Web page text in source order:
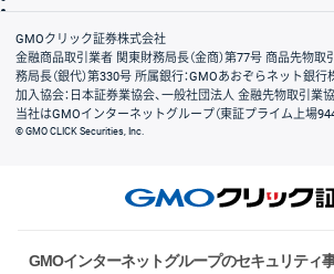
会社案内
GMOクリック証券株式会社
金融商品取引業者 関東財務局長（金商）第77号 商品先物
務局長（銀代）第330号 所属銀行：GMOあおぞらネット銀行
加入協会：日本証券業協会、一般社団法人 金融先物取引業
当社はGMOインターネットグループ（東証プライム上場
© GMO CLICK Securities, Inc.
GMOインターネットグループのセキュリティ